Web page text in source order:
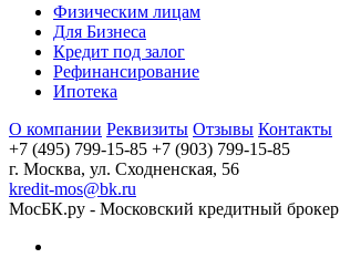
Физическим лицам
Для Бизнеса
Кредит под залог
Рефинансирование
Ипотека
О компании Реквизиты Отзывы Контакты
+7 (495) 799-15-85 +7 (903) 799-15-85
г. Москва, ул. Сходненская, 56
kredit-mos@bk.ru
МосБК.ру - Московский кредитный брокер